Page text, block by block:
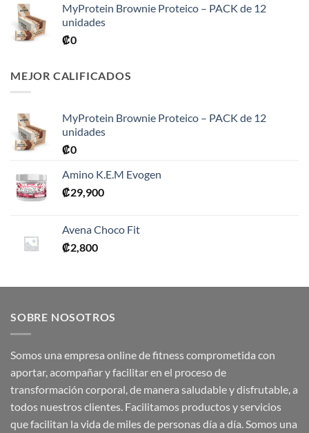
MyProtein Brownie Proteico – PACK de 12
unidades
₡0
MEJOR CALIFICADOS
MyProtein Brownie Proteico – PACK de 12
unidades
₡0
Amino K.E.M Evogen
₡29,900
Avena Choco Fit
₡2,800
SOBRE NOSOTROS
Somos una empresa online de fitness comprometida con
aportar, acompañar y facilitar en el proceso de
transformación corporal, de manera saludable y disfrutable, a
todos nuestros clientes. Facilitamos productos y servicios
que facilitan la vida de miles de personas día a día. Somos una